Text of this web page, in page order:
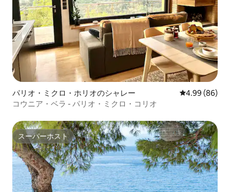
パリオ・ミクロ・ホリオのシャレー レビュー86件
4.99 (86)
コウニア・ベラ - パリオ・ミクロ・コリオ
スーパーホスト
スーパーホスト